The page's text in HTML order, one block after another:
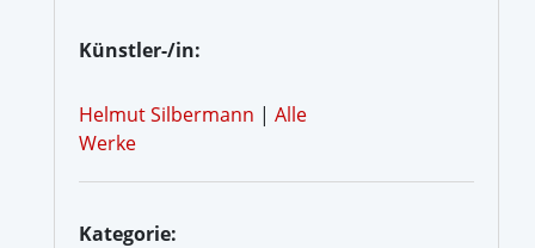
Künstler-/in:
Helmut Silbermann | Alle
Werke
Kategorie: